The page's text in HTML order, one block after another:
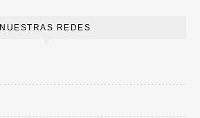
NUESTRAS REDES